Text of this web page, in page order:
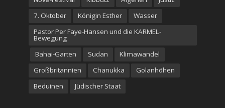
7. Oktober
Königin Esther
Wasser
Pastor Per Faye-Hansen und die KARMEL-
Bewegung
Bahai-Garten
Sudan
Klimawandel
Großbritannien
Chanukka
Golanhöhen
Beduinen
Jüdischer Staat